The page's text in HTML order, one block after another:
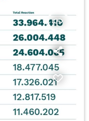
insert_link